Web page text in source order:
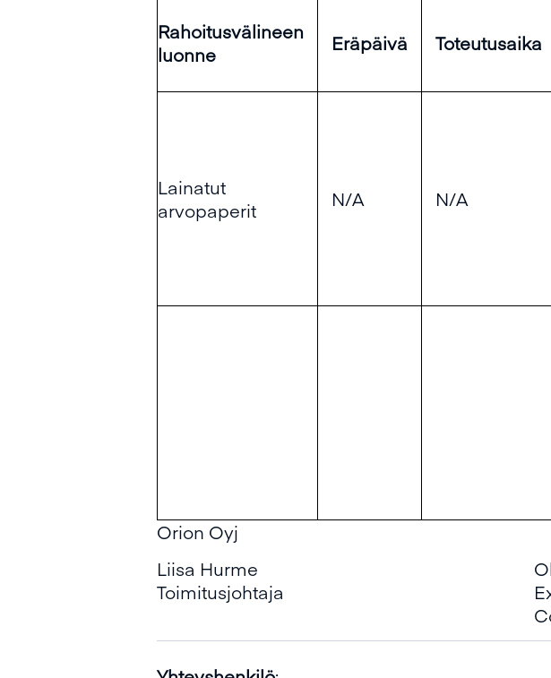
Rahoitusvälineen
luonne
Eräpäivä Toteutusaika
Lainatut
arvopaperit
N/A N/A
Orion Oyj
Liisa Hurme
Toimitusjohtaja